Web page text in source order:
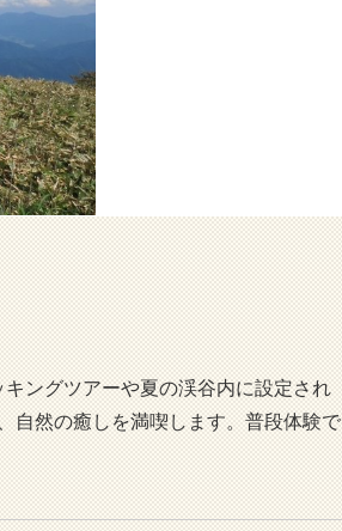
ングツアーや夏の渓谷内に設定され
自然の癒しを満喫します。普段体験で